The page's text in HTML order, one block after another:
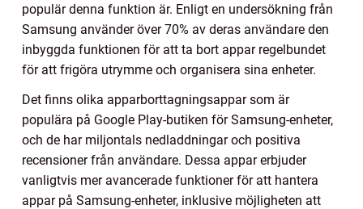
populär denna funktion är. Enligt en undersökning från
Samsung använder över 70% av deras användare den
inbyggda funktionen för att ta bort appar regelbundet
för att frigöra utrymme och organisera sina enheter.
Det finns olika apparborttagningsappar som är
populära på Google Play-butiken för Samsung-enheter,
och de har miljontals nedladdningar och positiva
recensioner från användare. Dessa appar erbjuder
vanligtvis mer avancerade funktioner för att hantera
appar på Samsung-enheter, inklusive möjligheten att